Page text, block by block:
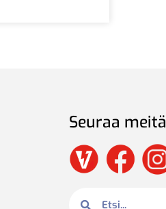
Seuraa meitä